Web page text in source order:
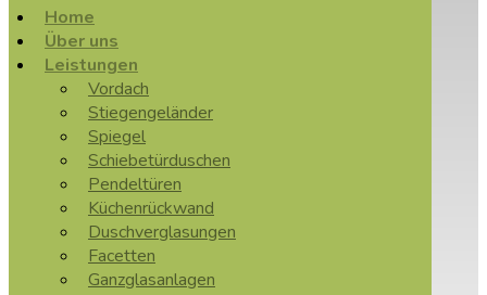
Home
Über uns
Leistungen
Vordach
Stiegengeländer
Spiegel
Schiebetürduschen
Pendeltüren
Küchenrückwand
Duschverglasungen
Facetten
Ganzglasanlagen